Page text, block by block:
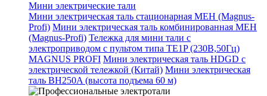
Мини электрические тали
Мини электрическая таль стационарная МЕН (Magnus-
Profi) Мини электрическая таль комбинированная МЕН
(Magnus-Profi) Тележка для мини тали с
электроприводом с пультом типа TE1P (230В,50Гц)
MAGNUS PROFI Мини электрическая таль HDGD с
электрической тележкой (Китай) Мини электрическая
таль BH250A (высота подъема 60 м)